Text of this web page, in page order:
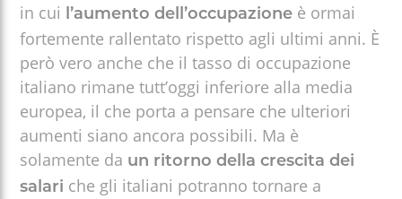
in cui l’aumento dell’occupazione è ormai
fortemente rallentato rispetto agli ultimi anni. È
però vero anche che il tasso di occupazione
italiano rimane tutt’oggi inferiore alla media
europea, il che porta a pensare che ulteriori
aumenti siano ancora possibili. Ma è
solamente da un ritorno della crescita dei
salari che gli italiani potranno tornare a